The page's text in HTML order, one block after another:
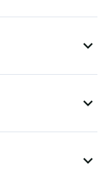
expand_more
expand_more
expand_more